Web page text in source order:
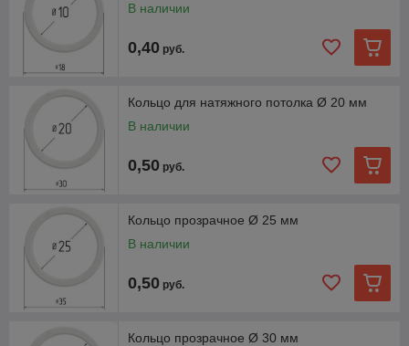
В наличии
0,40 руб.
Кольцо для натяжного потолка Ø 20 мм
В наличии
0,50 руб.
Кольцо прозрачное Ø 25 мм
В наличии
0,50 руб.
Кольцо прозрачное Ø 30 мм